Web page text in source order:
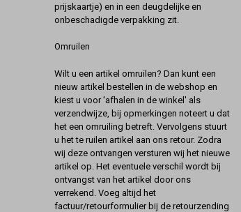
prijskaartje) en in een deugdelijke en
onbeschadigde verpakking zit.
Omruilen
Wilt u een artikel omruilen? Dan kunt een
nieuw artikel bestellen in de webshop en
kiest u voor 'afhalen in de winkel' als
verzendwijze, bij opmerkingen noteert u dat
het een omruiling betreft. Vervolgens stuurt
u het te ruilen artikel aan ons retour. Zodra
wij deze ontvangen versturen wij het nieuwe
artikel op. Het eventuele verschil wordt bij
ontvangst van het artikel door ons
verrekend. Voeg altijd het
factuur/retourformulier bij de retourzending